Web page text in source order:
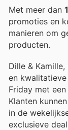
Met meer dan
promoties en
manieren om
producten.
Dille &
en
Friday met
Klanten
in de
exclusieve